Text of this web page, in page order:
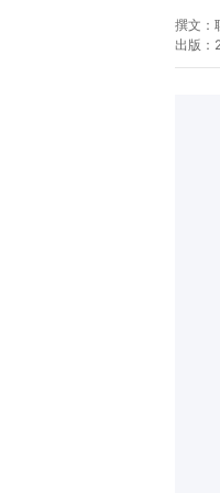
撰文：
出版：